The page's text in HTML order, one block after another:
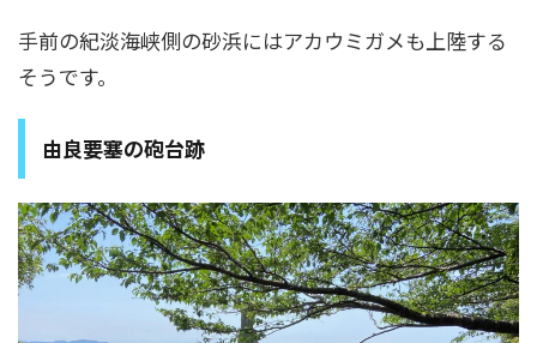
手前の紀淡海峡側の砂浜にはアカウミガメも上陸する
そうです。
由良要塞の砲台跡